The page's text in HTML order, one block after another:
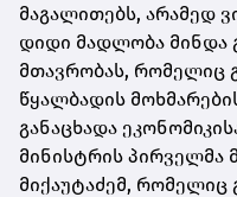
მაგალითებს, არამედ
დიდი მადლობა მინდა
მთავრობას, რომელიც
წყალბადის
განაცხადა
მინისტრის პირველმა
მიქაუტაძემ, რომელიც